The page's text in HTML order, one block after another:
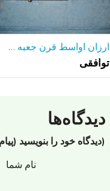
ارزان اواسط قرن جعبه طلا و جواهر
توافقی
دیدگاه‌ها
(دیدگاه خود را بنویسید
نام شما